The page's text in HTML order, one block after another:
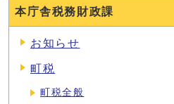
本庁舎税務財政課
お知らせ
町税
町税全般